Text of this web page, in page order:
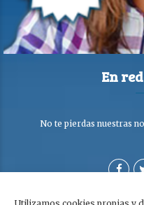
En
No te pierdas nuestras